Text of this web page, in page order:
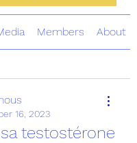
Members About
16, 2023
testostérone